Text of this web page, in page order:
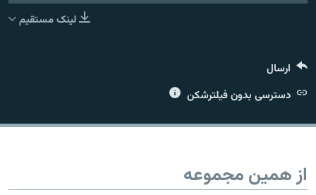
لینک مستقیم
ارسال
دسترسی بدون فیلترشکن
از همین مجموعه